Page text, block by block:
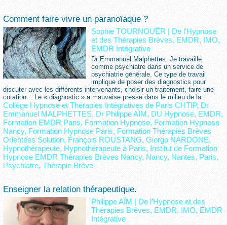
Comment faire vivre un paranoïaque ?
Sophie TOURNOUËR | De l'Hypnose
et des Thérapies Brèves, EMDR, IMO,
EMDR Intégrative
Dr Emmanuel Malphettes. Je travaille
comme psychiatre dans un service de
psychiatrie générale. Ce type de travail
implique de poser des diagnostics pour
discuter avec les différents intervenants, choisir un traitement, faire une
cotation... Le « diagnostic » a mauvaise presse dans le milieu de la...
Collège Hypnose et Thérapies Intégratives de Paris CHTIP, Dr
Emmanuel MALPHETTES, Dr Philippe AÏM, DU Hypnose, EMDR,
Formation EMDR Paris, Formation Hypnose, Formation Hypnose
Nancy, Formation Hypnose Paris, Formation Thérapies Brèves
Orientées Solution, François ROUSTANG, Giorgo NARDONE,
Hypnothérapeute, Hypnothérapeute à Paris, Institut de Formation
Hypnose EMDR Thérapies Brèves Nancy, Nancy, Nantes, Paris,
Psychiatre, Thérapie Brève
Enseigner la relation thérapeutique.
Philippe AÏM | De l'Hypnose et des
Thérapies Brèves, EMDR, IMO, EMDR
Intégrative